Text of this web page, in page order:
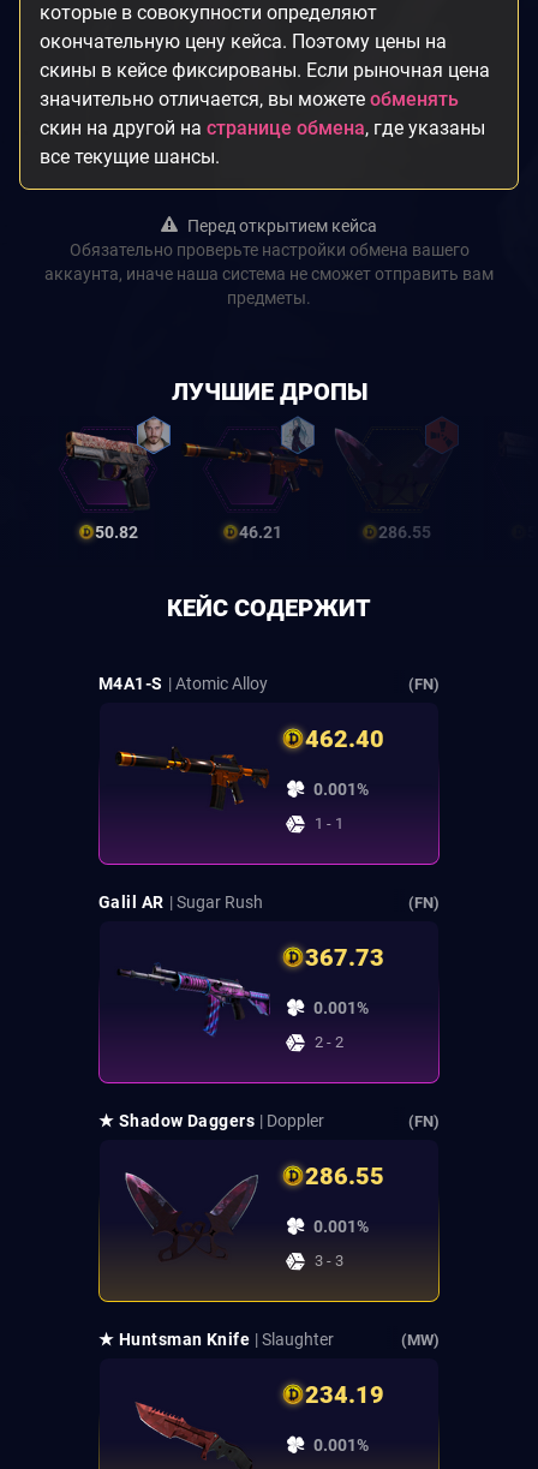
которые в совокупности определяют
окончательную цену кейса. Поэтому цены на
скины в кейсе фиксированы. Если рыночная цена
значительно отличается, вы можете обменять
скин на другой на странице обмена, где указаны
все текущие шансы.
Перед открытием кейса
Обязательно проверьте настройки обмена вашего
аккаунта, иначе наша система не сможет отправить вам
предметы.
ЛУЧШИЕ ДРОПЫ
50.82 46.21 286.55
КЕЙС СОДЕРЖИТ
M4A1-S | Atomic Alloy (FN)
462.40
0.001%
1 - 1
Galil AR | Sugar Rush (FN)
367.73
0.001%
2 - 2
★ Shadow Daggers | Doppler (FN)
286.55
0.001%
3 - 3
★ Huntsman Knife | Slaughter (MW)
234.19
0.001%